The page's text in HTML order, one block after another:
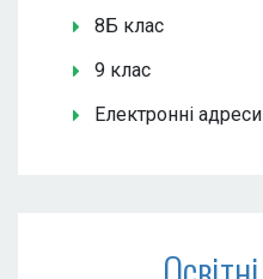
8Б клас
9 клас
Електронні